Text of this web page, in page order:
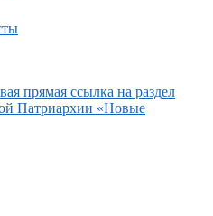
прямая ссылка на раздел
Патриархии «Новые